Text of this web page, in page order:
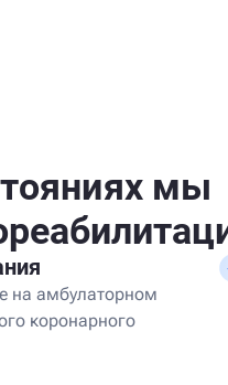
мы
на амбулаторном
коронарного